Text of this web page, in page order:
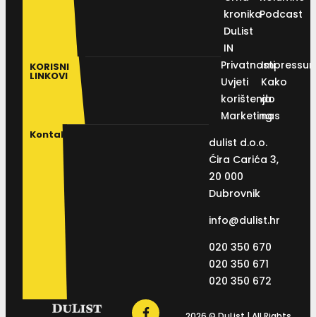
kronika
DuList
IN
Podcast
KORISNI
LINKOVI
Privatnosti
Uvjeti
korištenja
Marketing
Kako
do
nas
Kontakt
dulist d.o.o.
Ćira Carića 3,
20 000
Dubrovnik
info@dulist.hr
020 350 670
020 350 671
020 350 672